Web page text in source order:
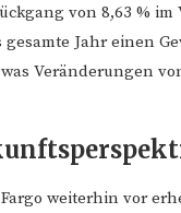
von 8,63 %
Jahr einen
Veränderungen
weiterhin vor